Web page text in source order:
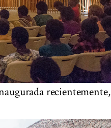
recientemente,